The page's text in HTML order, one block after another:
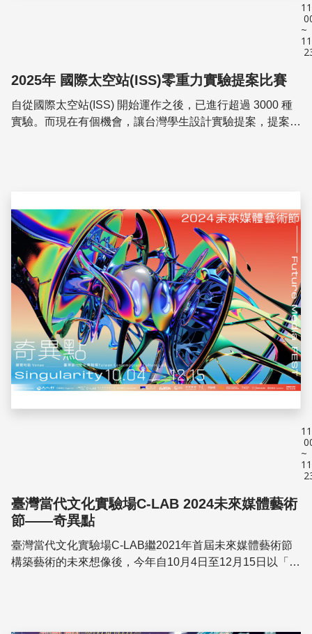
~
2025年 國際太空站(ISS)零重力實驗提案比賽
自從國際太空站(ISS) 開始運作之後，已進行超過 3000 種
實驗。而現在有個機會，讓台灣學生設計實驗提案，提案獲
~
臺灣當代文化實驗場C-LAB 2024未來媒體藝術
節——奇異點
臺灣當代文化實驗場C-LAB繼2021年首屆未來媒體藝術節
構築藝術的未來想像後，今年自10月4日至12月15日以「奇